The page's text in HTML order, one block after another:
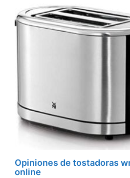
Opiniones de tostadoras
online